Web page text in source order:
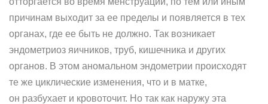
причинам выходит за ее пределы и появляется в тех
органах, где ее быть не должно. Так возникает
эндометриоз яичников, труб, кишечника и других
органов. В этом аномальном эндометрии происходят
те же циклические изменения, что и в матке,
он разбухает и кровоточит. Но так как наружу эта